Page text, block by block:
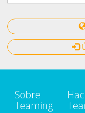
Sobre
Teaming